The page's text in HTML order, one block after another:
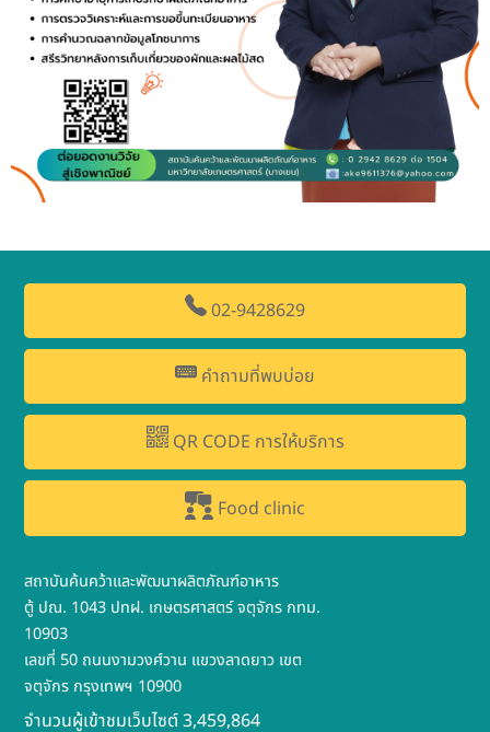
02-9428629
คำถามที่พบบ่อย
QR CODE การให้บริการ
Food clinic
สถาบันค้นคว้าและพัฒนาผลิตภัณฑ์อาหาร
ตู้ ปณ. 1043 ปทฝ. เกษตรศาสตร์ จตุจักร กทม.
10903
เลขที่ 50 ถนนงามวงศ์วาน แขวงลาดยาว เขต
จตุจักร กรุงเทพฯ 10900
จำนวนผู้เข้าชมเว็บไซต์ 3,459,864